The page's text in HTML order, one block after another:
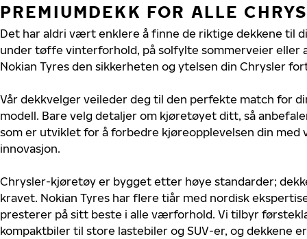
PREMIUMDEKK FOR ALLE
Det har aldri vært enklere å finne de riktige dekkene til
under tøffe vinterforhold, på solfylte sommerveier eller
Nokian Tyres den sikkerheten og ytelsen din Chrysler
Vår dekkvelger veileder deg til den perfekte match for
modell. Bare velg detaljer om kjøretøyet ditt, så
som er utviklet for å forbedre kjøreopplevelsen din med
innovasjon.
Chrysler-kjøretøy er bygget etter høye standarder;
kravet. Nokian Tyres har flere tiår med nordisk
presterer på sitt beste i alle værforhold. Vi tilbyr
kompaktbiler til store lastebiler og SUV-er, og dekkene